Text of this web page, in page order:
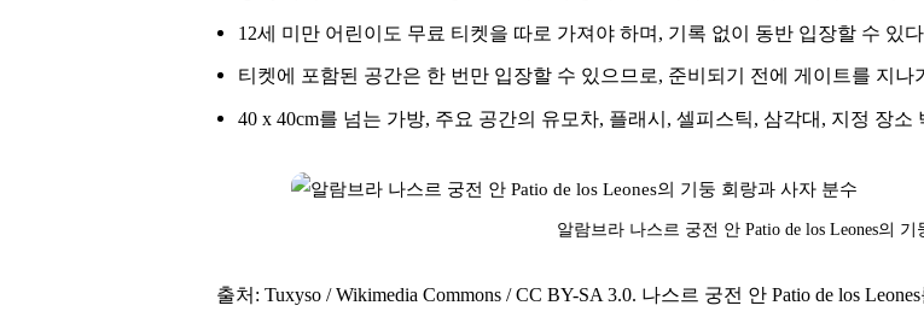
12세 미만 어린이도 무료 티켓을 따로 가져야 하며, 기록 없이 동반 입장할 수 있
티켓에 포함된 공간은 한 번만 입장할 수 있으므로, 준비되기 전에 게이트를 지나
40 x 40cm를 넘는 가방, 주요 공간의 유모차, 플래시, 셀피스틱, 삼각대, 지정 장
알람브라 나스르 궁전 안 Patio de los Leones의
출처: Tuxyso / Wikimedia Commons / CC BY-SA 3.0. 나스르 궁전 안 Patio de los